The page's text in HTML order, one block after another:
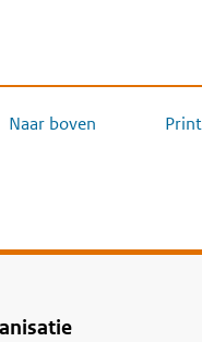
Naar boven Print